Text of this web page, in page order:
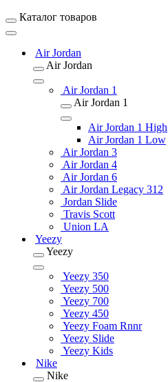
Каталог товаров
Air Jordan
Air Jordan
Air Jordan 1
Air Jordan 1
Air Jordan 1 High
Air Jordan 1 Low
Air Jordan 3
Air Jordan 4
Air Jordan 6
Air Jordan Legacy 312
Jordan Slide
Travis Scott
Union LA
Yeezy
Yeezy
Yeezy 350
Yeezy 500
Yeezy 700
Yeezy 450
Yeezy Foam Rnnr
Yeezy Slide
Yeezy Kids
Nike
Nike